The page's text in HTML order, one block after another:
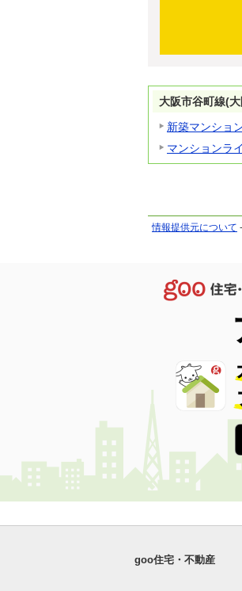
大阪市谷町線(
新築マンショ
マンションラ
情報提供元について -
goo住宅・不動産